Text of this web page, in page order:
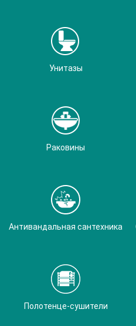
Унитазы
Раковины
Антивандальная сантехника
Полотенце-сушители